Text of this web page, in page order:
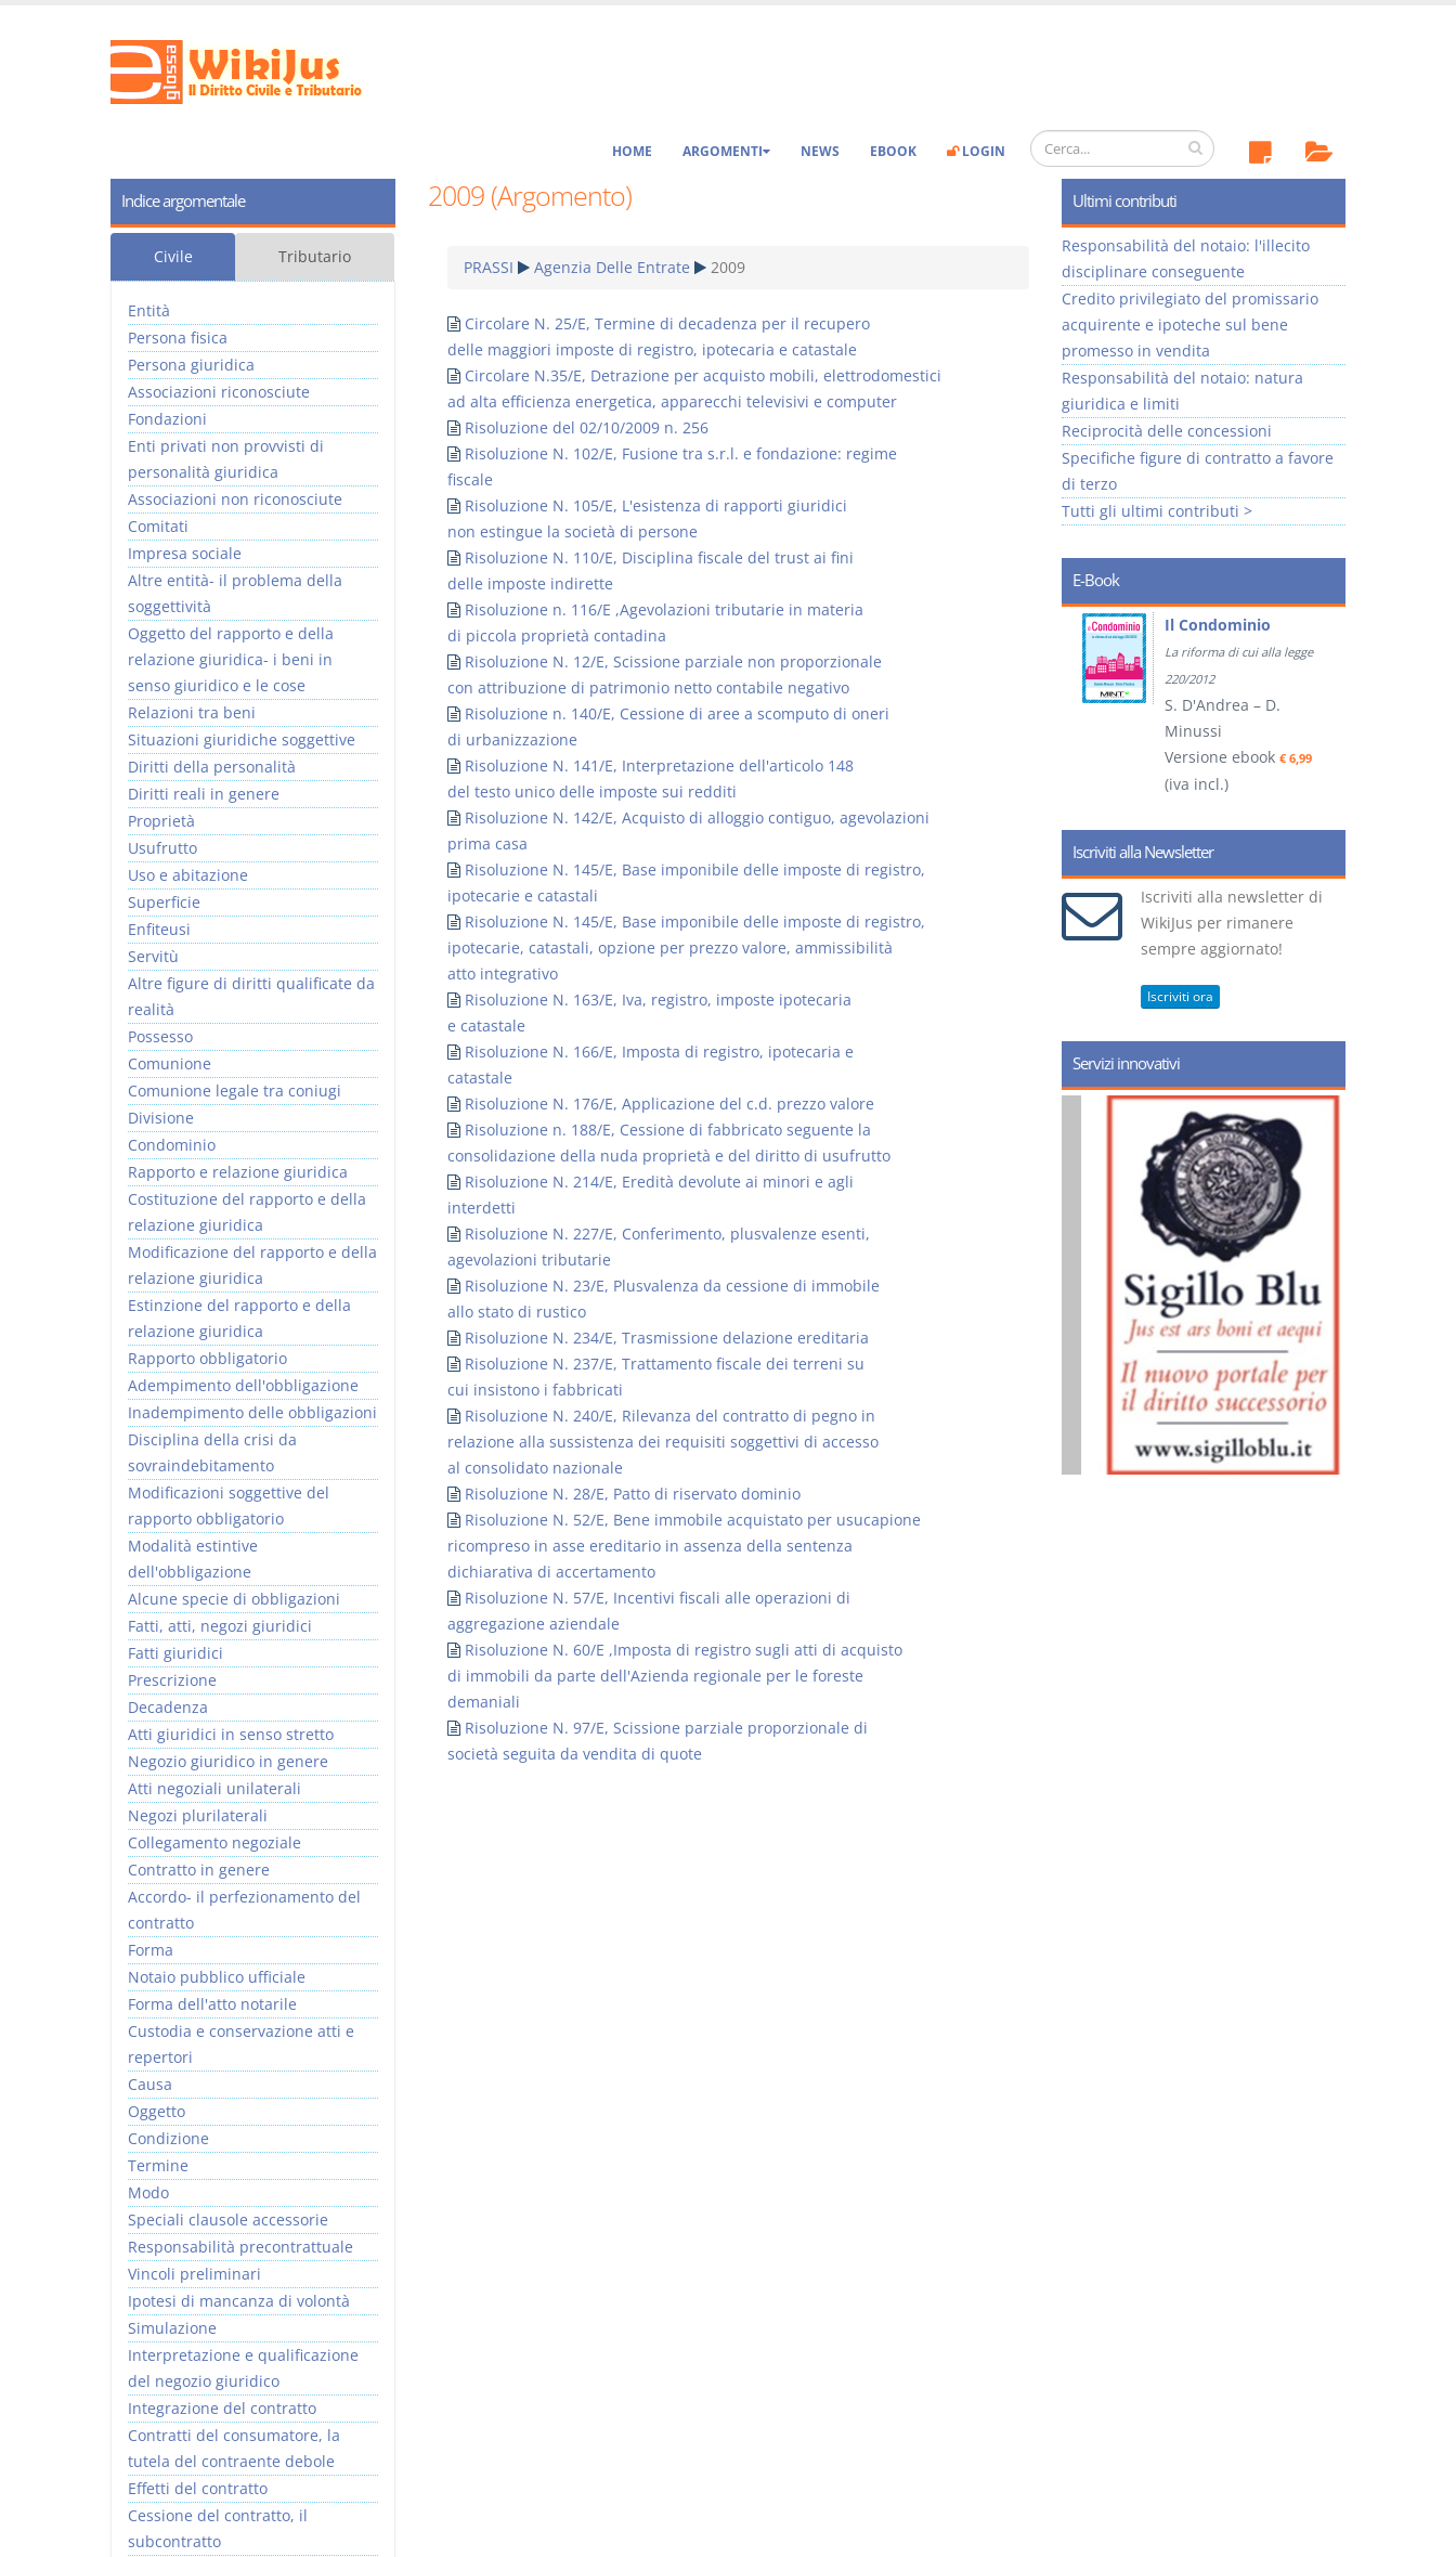
HOME ARGOMENTI NEWS EBOOK LOGIN
2009 (Argomento)
PRASSI Agenzia Delle Entrate 2009
Circolare N. 25/E, Termine di decadenza per il recupero
delle maggiori imposte di registro, ipotecaria e catastale
Circolare N.35/E, Detrazione per acquisto mobili, elettrodomestici
ad alta efficienza energetica, apparecchi televisivi e computer
Risoluzione del 02/10/2009 n. 256
Risoluzione N. 102/E, Fusione tra s.r.l. e fondazione: regime
fiscale
Risoluzione N. 105/E, L'esistenza di rapporti giuridici
non estingue la società di persone
Risoluzione N. 110/E, Disciplina fiscale del trust ai fini
delle imposte indirette
Risoluzione n. 116/E ,Agevolazioni tributarie in materia
di piccola proprietà contadina
Risoluzione N. 12/E, Scissione parziale non proporzionale
con attribuzione di patrimonio netto contabile negativo
Risoluzione n. 140/E, Cessione di aree a scomputo di oneri
di urbanizzazione
Risoluzione N. 141/E, Interpretazione dell'articolo 148
del testo unico delle imposte sui redditi
Risoluzione N. 142/E, Acquisto di alloggio contiguo, agevolazioni
prima casa
Risoluzione N. 145/E, Base imponibile delle imposte di registro,
ipotecarie e catastali
Risoluzione N. 145/E, Base imponibile delle imposte di registro,
ipotecarie, catastali, opzione per prezzo valore, ammissibilità
atto integrativo
Risoluzione N. 163/E, Iva, registro, imposte ipotecaria
e catastale
Risoluzione N. 166/E, Imposta di registro, ipotecaria e
catastale
Risoluzione N. 176/E, Applicazione del c.d. prezzo valore
Risoluzione n. 188/E, Cessione di fabbricato seguente la
consolidazione della nuda proprietà e del diritto di usufrutto
Risoluzione N. 214/E, Eredità devolute ai minori e agli
interdetti
Risoluzione N. 227/E, Conferimento, plusvalenze esenti,
agevolazioni tributarie
Risoluzione N. 23/E, Plusvalenza da cessione di immobile
allo stato di rustico
Risoluzione N. 234/E, Trasmissione delazione ereditaria
Risoluzione N. 237/E, Trattamento fiscale dei terreni su
cui insistono i fabbricati
Risoluzione N. 240/E, Rilevanza del contratto di pegno in
relazione alla sussistenza dei requisiti soggettivi di accesso
al consolidato nazionale
Risoluzione N. 28/E, Patto di riservato dominio
Risoluzione N. 52/E, Bene immobile acquistato per usucapione
ricompreso in asse ereditario in assenza della sentenza
dichiarativa di accertamento
Risoluzione N. 57/E, Incentivi fiscali alle operazioni di
aggregazione aziendale
Risoluzione N. 60/E ,Imposta di registro sugli atti di acquisto
di immobili da parte dell'Azienda regionale per le foreste
demaniali
Risoluzione N. 97/E, Scissione parziale proporzionale di
società seguita da vendita di quote
Indice argomentale
Civile Tributario
Entità
Persona fisica
Persona giuridica
Associazioni riconosciute
Fondazioni
Enti privati non provvisti di
personalità giuridica
Associazioni non riconosciute
Comitati
Impresa sociale
Altre entità- il problema della
soggettività
Oggetto del rapporto e della
relazione giuridica- i beni in
senso giuridico e le cose
Relazioni tra beni
Situazioni giuridiche soggettive
Diritti della personalità
Diritti reali in genere
Proprietà
Usufrutto
Uso e abitazione
Superficie
Enfiteusi
Servitù
Altre figure di diritti qualificate da
realità
Possesso
Comunione
Comunione legale tra coniugi
Divisione
Condominio
Rapporto e relazione giuridica
Costituzione del rapporto e della
relazione giuridica
Modificazione del rapporto e della
relazione giuridica
Estinzione del rapporto e della
relazione giuridica
Rapporto obbligatorio
Adempimento dell'obbligazione
Inadempimento delle obbligazioni
Disciplina della crisi da
sovraindebitamento
Modificazioni soggettive del
rapporto obbligatorio
Modalità estintive
dell'obbligazione
Alcune specie di obbligazioni
Fatti, atti, negozi giuridici
Fatti giuridici
Prescrizione
Decadenza
Atti giuridici in senso stretto
Negozio giuridico in genere
Atti negoziali unilaterali
Negozi plurilaterali
Collegamento negoziale
Contratto in genere
Accordo- il perfezionamento del
contratto
Forma
Notaio pubblico ufficiale
Forma dell'atto notarile
Custodia e conservazione atti e
repertori
Causa
Oggetto
Condizione
Termine
Modo
Speciali clausole accessorie
Responsabilità precontrattuale
Vincoli preliminari
Ipotesi di mancanza di volontà
Simulazione
Interpretazione e qualificazione
del negozio giuridico
Integrazione del contratto
Contratti del consumatore, la
tutela del contraente debole
Effetti del contratto
Cessione del contratto, il
subcontratto
Ultimi contributi
Responsabilità del notaio: l'illecito
disciplinare conseguente
Credito privilegiato del promissario
acquirente e ipoteche sul bene
promesso in vendita
Responsabilità del notaio: natura
giuridica e limiti
Reciprocità delle concessioni
Specifiche figure di contratto a favore
di terzo
Tutti gli ultimi contributi >
E-Book
Usufrutto Uso e
Versione ebook€ 4,19
Prescrizione e
decadenza
Versione ebook
€ 4,19
(iva incl.)
Rapporto e
relazione giuridica
D. Minussi
Versione ebook
(iva incl.)
Il Condominio
La riforma di cui alla legge
220/2012
S. D'Andrea – D.
Minussi
Versione ebook € 6,99
(iva incl.)
Iscriviti alla Newsletter
Iscriviti alla newsletter di
WikiJus per rimanere
sempre aggiornato!
Iscriviti ora
Servizi innovativi